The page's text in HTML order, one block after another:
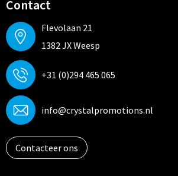
Contact
Flevolaan 21
1382 JX Weesp
+31 (0)294 465 065
info@crystalpromotions.nl
Contacteer ons